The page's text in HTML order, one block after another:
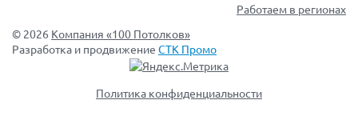
Работаем в регионах
© 2026 Компания «100 Потолков»
Разработка и продвижение СТК Промо
Политика конфиденциальности